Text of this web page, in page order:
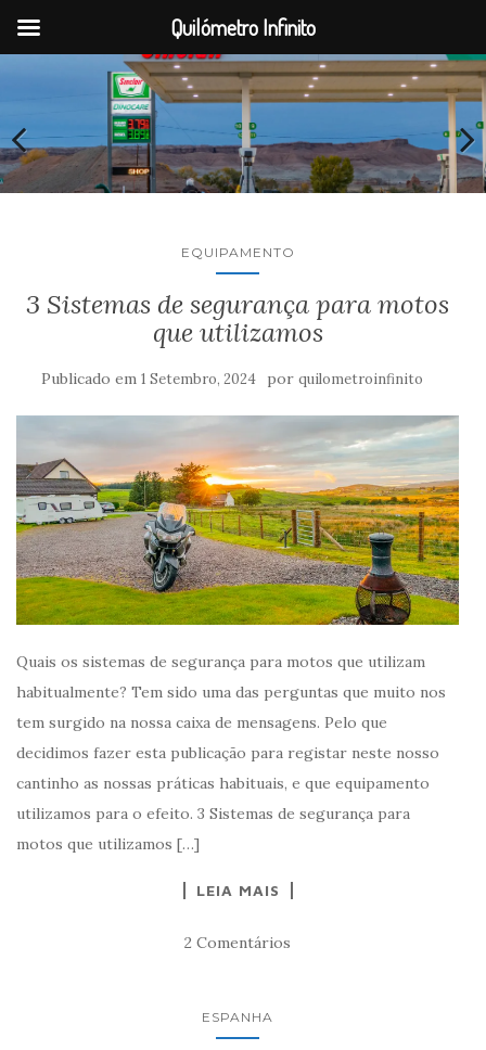
EQUIPAMENTO
3 Sistemas de segurança para motos
que utilizamos
Publicado em 1 Setembro, 2024 por quilometroinfinito
Quais os sistemas de segurança para motos que utilizam
habitualmente? Tem sido uma das perguntas que muito nos
tem surgido na nossa caixa de mensagens. Pelo que
decidimos fazer esta publicação para registar neste nosso
cantinho as nossas práticas habituais, e que equipamento
utilizamos para o efeito. 3 Sistemas de segurança para
motos que utilizamos […]
LEIA MAIS
2 Comentários
ESPANHA
Quilómetro Infinito